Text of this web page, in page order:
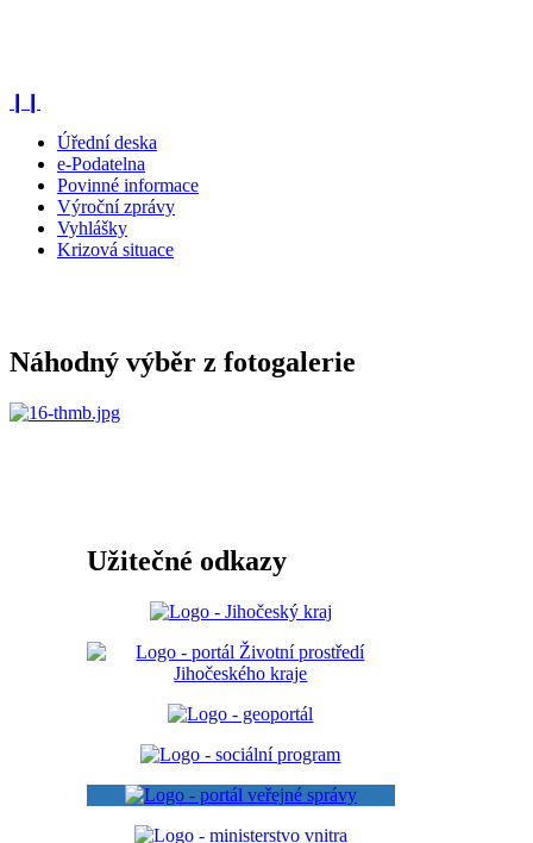
Úřední deska
e-Podatelna
Povinné informace
Výroční zprávy
Vyhlášky
Krizová situace
Náhodný výběr z fotogalerie
Užitečné odkazy